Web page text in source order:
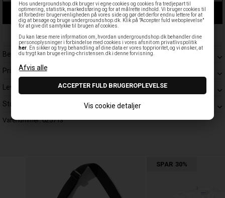
Hos undergroundshop.dk bruger vi egne cookies og cookies fra tredjepart til
optimering, statistik, markedsføring og for at målrette indhold. Vi bruger cookies til
at forbedrer brugervenligheden på vores side og gør det derfor endnu lettere for at
dig at besøge og bruge undergroundshop.dk. Klik på "Accepter fuld weboplevelse"
for at give dit samtykke til brugen af cookies.
Du kan læse mere information om, hvordan undergroundshop.dk behandler dine
personoplysninger i forbindelse med cookies i vores afsnit om privatlivspolitik
her . En sikker og tryg behandling af dine data er vores topprioritet, og vi ønsker, at
du trygt kan bruge erling-christensen.dk i denne forvisning.
Vis cookie detaljer
LÆG I KURV
Leveringstid: 1-3 hverdage
Beskrivelse
Prisgaranti
Levering
Størrelsesguide
Varenummer:025713
SPAR 30%